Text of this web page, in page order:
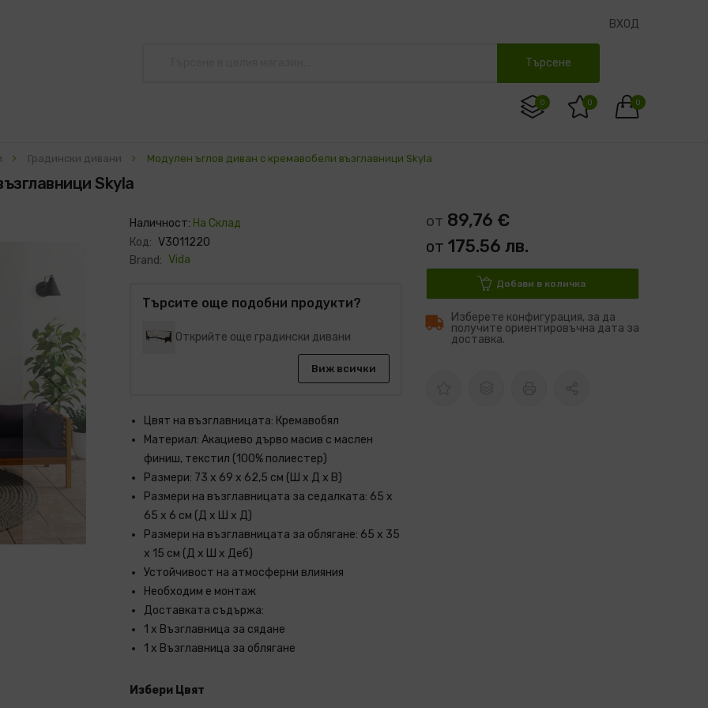
ВХОД
Търсене
0
0 0
Градински дивани Модулен ъглов диван с кремавобели възглавници Skyla
Skyla
Наличност: На Склад
Код: V3011220
Brand: Vida
Търсите още подобни продукти?
Открийте още градински дивани
Виж всички
Цвят на възглавницата: Кремавобял
Материал: Акациево дърво масив с маслен
финиш, текстил (100% полиестер)
Размери: 73 x 69 x 62,5 см (Ш x Д x В)
Размери на възглавницата за седалката: 65 x
65 x 6 см (Д x Ш x Д)
Размери на възглавницата за облягане: 65 x 35
x 15 см (Д х Ш x Деб)
Устойчивост на атмосферни влияния
Необходим е монтаж
Доставката съдържа:
1 х Възглавница за сядане
1 x Възглавница за облягане
Избери Цвят
от 89,76 €
от 175.56 лв.
Добави в количка
Изберете конфигурация, за да
получите ориентировъчна дата за
доставка.